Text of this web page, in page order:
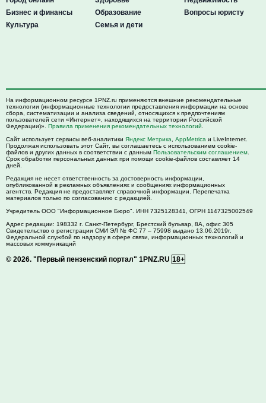
Бизнес и финансы
Культура
Образование
Семья и дети
Вопросы юристу
На информационном ресурсе 1PNZ.ru применяются внешние рекомендательные
технологии (информационные технологии предоставления информации на основе
сбора, систематизации и анализа сведений, относящихся к предпочтениям
пользователей сети «Интернет», находящихся на территории Российской
Федерации)». Правила применения рекомендательных технологий
Сайт использует сервисы веб-аналитики Яндекс Метрика AppMetrica и LiveInternet.
Продолжая использовать этот Сайт, вы соглашаетесь с использованием cookie-
файлов и других данных в соответствии с данным Пользовательским соглашением
Срок обработки персональных данных при помощи cookie-файлов составляет 14
дней.
Редакция не несет ответственность за достоверность информации,
опубликованной в рекламных объявлениях и сообщениях информационных
агентств. Редакция не предоставляет справочной информации. Перепечатка
материалов только по согласованию с редакцией.
Учредитель ООО "Информационное Бюро". ИНН 7325128341, ОГРН 1147325002549
Адрес редакции: 198332 г. Санкт-Петербург, Брестский бульвар, 8А, офис 305
Свидетельство о регистрации СМИ ЭЛ № ФС 77 – 75998 выдано 13.06.2019г.
Федеральной службой по надзору в сфере связи, информационных технологий и
массовых коммуникаций
© 2026. "Первый пензенский портал" 1PNZ.RU 18+